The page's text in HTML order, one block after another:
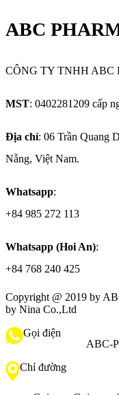
ABC
CÔNG TY TNHH ABC
MST: 0402281209 cấp
Địa chỉ: 06 Trần Quang
Nẵng, Việt Nam.
Whatsapp:
+84 985 272 113
Whatsapp (Hoi An):
+84 768 240 425
Copyright @ 2019 by
by Nina Co.,Ltd
Gọi điện
ABC-
Chỉ đường